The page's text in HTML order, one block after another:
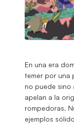
En una era
temer por una
no puede sino
apelan a la
rompedoras.
ejemplos